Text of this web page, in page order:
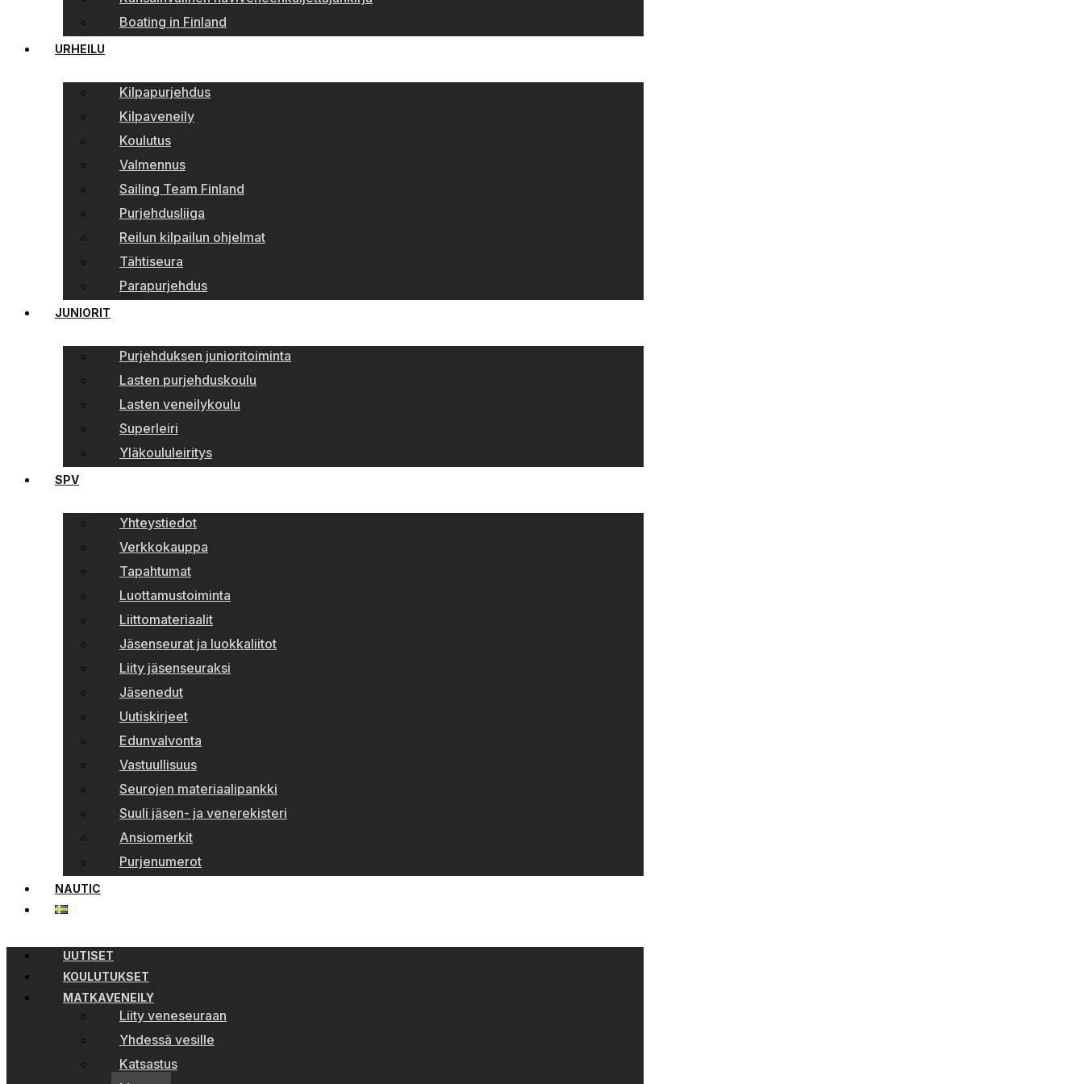
Boating in Finland
URHEILU
Kilpapurjehdus
Kilpaveneily
Koulutus
Valmennus
Sailing Team Finland
Purjehdusliiga
Reilun kilpailun ohjelmat
Tähtiseura
Parapurjehdus
JUNIORIT
Purjehduksen junioritoiminta
Lasten purjehduskoulu
Lasten veneilykoulu
Superleiri
Yläkoululeiritys
SPV
Yhteystiedot
Verkkokauppa
Tapahtumat
Luottamustoiminta
Liittomateriaalit
Jäsenseurat ja luokkaliitot
Liity jäsenseuraksi
Jäsenedut
Uutiskirjeet
Edunvalvonta
Vastuullisuus
Seurojen materiaalipankki
Suuli jäsen- ja venerekisteri
Ansiomerkit
Purjenumerot
NAUTIC
UUTISET
KOULUTUKSET
MATKAVENEILY
Liity veneseuraan
Yhdessä vesille
Katsastus